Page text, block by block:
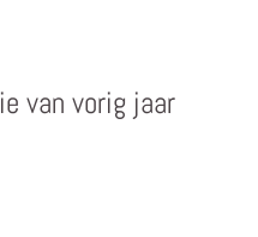
van vorig jaar